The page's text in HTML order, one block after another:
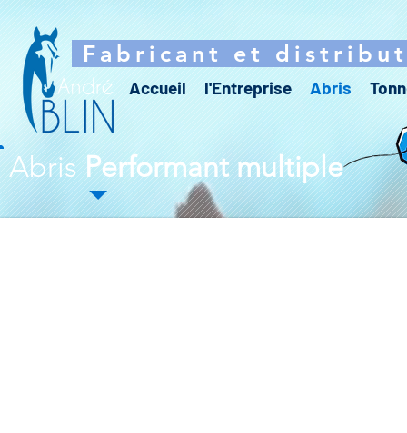
Accueil l'Entreprise Abris
Fabricant et
AbrisPerformant multiple